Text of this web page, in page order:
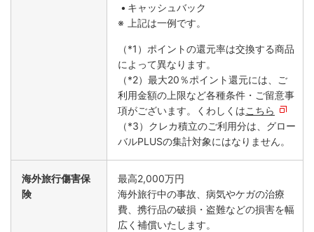
キャッシュバック
上記は一例です。
（*1）ポイントの還元率は交換する商品
によって異なります。
（*2）最大20％ポイント還元には、ご
利用金額の上限など各種条件・ご留意事
項がございます。くわしくはこちら
（*3）クレカ積立のご利用分は、グロー
バルPLUSの集計対象にはなりません。
海外旅行傷害保
険
最高2,000万円
海外旅行中の事故、病気やケガの治療
費、携行品の破損・盗難などの損害を幅
広く補償いたします。